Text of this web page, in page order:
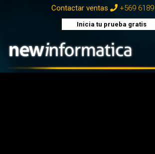
Contactar ventas +569
Inicia tu prueba gratis